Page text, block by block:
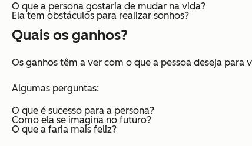
O que a persona gostaria de mudar na vida?
Ela tem obstáculos para realizar sonhos?
Quais os ganhos?
Os ganhos têm a ver com o que a pessoa deseja
Algumas perguntas:
O que é sucesso para a persona?
Como ela se imagina no futuro?
O que a faria mais feliz?